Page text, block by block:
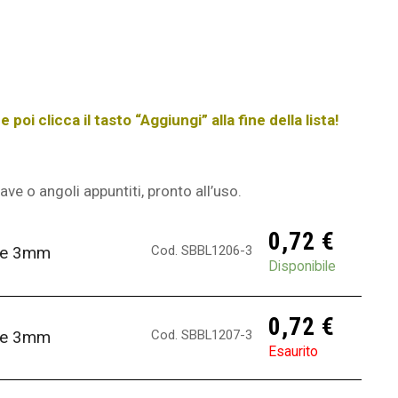
clicca il tasto “Aggiungi” alla fine della lista!
o angoli appuntiti, pronto all’uso.
3mm Cod. SBBL1206-3 0,72 €
Disponibile
3mm Cod. SBBL1207-3 0,72 €
Esaurito